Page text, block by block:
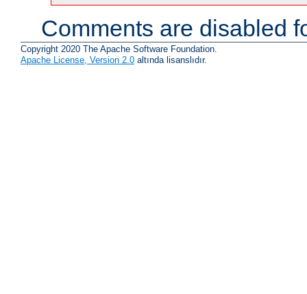
Comments are disabled
Copyright 2020 The Apache Software Foundation.
Apache License, Version 2.0 altında lisanslıdır.